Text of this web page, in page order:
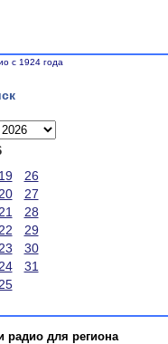
с 1924 года
19
26
20
27
21
28
22
29
23
30
24
31
25
для региона